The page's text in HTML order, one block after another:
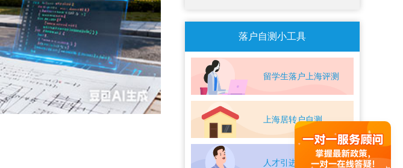
落户自测小工具
留学生落户上海评测
上海居转户自测
人才引进落户评测